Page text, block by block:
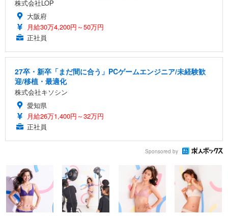
株式会社LOP
大阪府
月給30万4,200円～50万円
正社員
27卒・新卒「まだ間に合う」PCゲームエンジニア/未経験歓
迎/移植・最適化
株式会社キソシン
愛知県
月給26万1,400円～32万円
正社員
Sponsored by